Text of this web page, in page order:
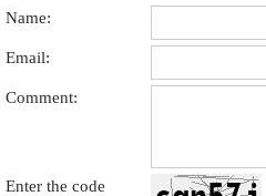
Name:
Email:
Comment:
Enter the code